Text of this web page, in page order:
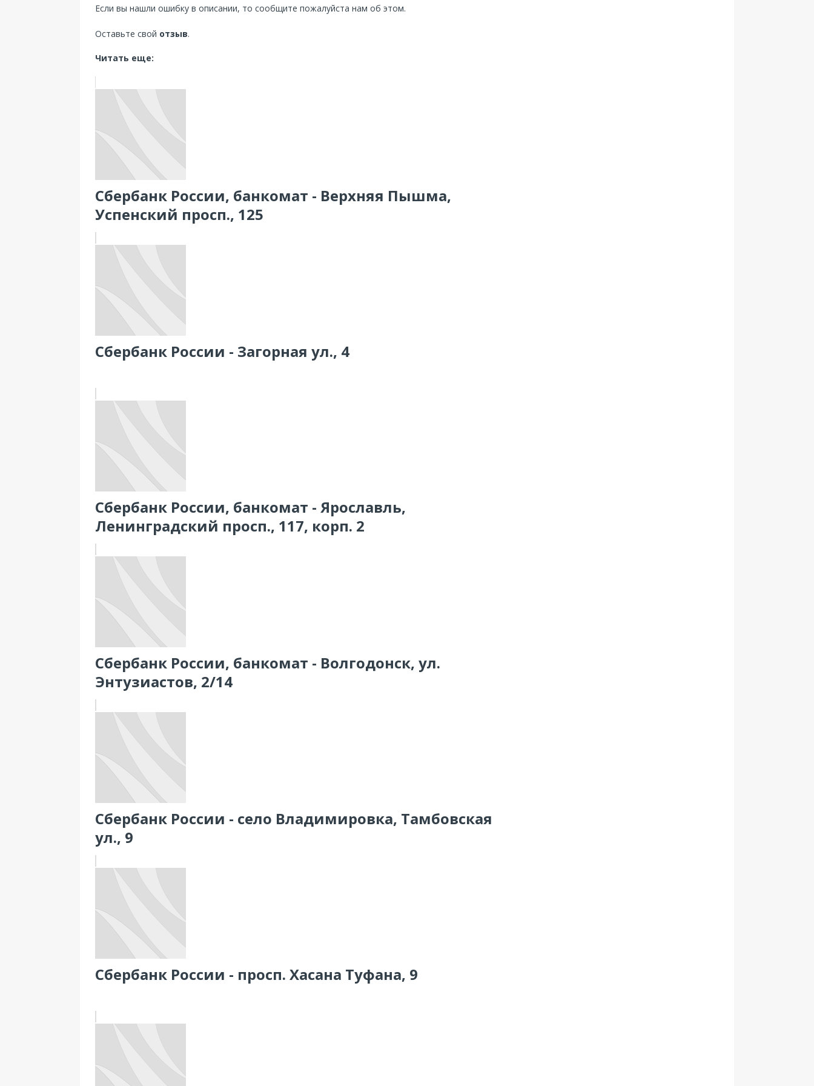
Если вы нашли ошибку в описании, то сообщите пожалуйста нам об этом.
Оставьте свой отзыв.
Читать еще:
Сбербанк России, банкомат - Верхняя Пышма,
Успенский просп., 125
Сбербанк России - Загорная ул., 4
Сбербанк России, банкомат - Ярославль,
Ленинградский просп., 117, корп. 2
Сбербанк России, банкомат - Волгодонск, ул.
Энтузиастов, 2/14
Сбербанк России - село Владимировка, Тамбовская
ул., 9
Сбербанк России - просп. Хасана Туфана, 9